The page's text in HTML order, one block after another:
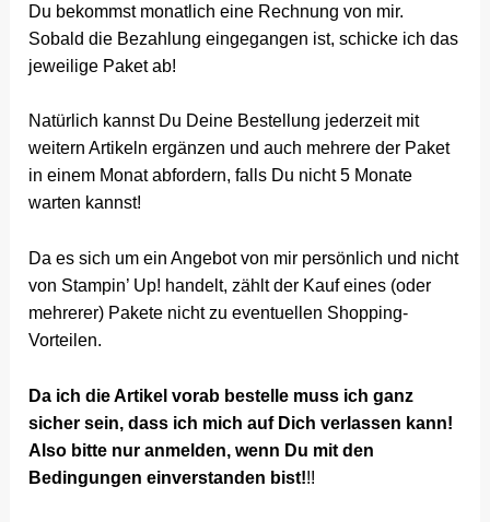
Du bekommst monatlich eine Rechnung von mir.
Sobald die Bezahlung eingegangen ist, schicke ich das
jeweilige Paket ab!
Natürlich kannst Du Deine Bestellung jederzeit mit
weitern Artikeln ergänzen und auch mehrere der Paket
in einem Monat abfordern, falls Du nicht 5 Monate
warten kannst!
Da es sich um ein Angebot von mir persönlich und nicht
von Stampin’ Up! handelt, zählt der Kauf eines (oder
mehrerer) Pakete nicht zu eventuellen Shopping-
Vorteilen.
Da ich die Artikel vorab bestelle muss ich ganz
sicher sein, dass ich mich auf Dich verlassen kann!
Also bitte nur anmelden, wenn Du mit den
Bedingungen einverstanden bist!!!